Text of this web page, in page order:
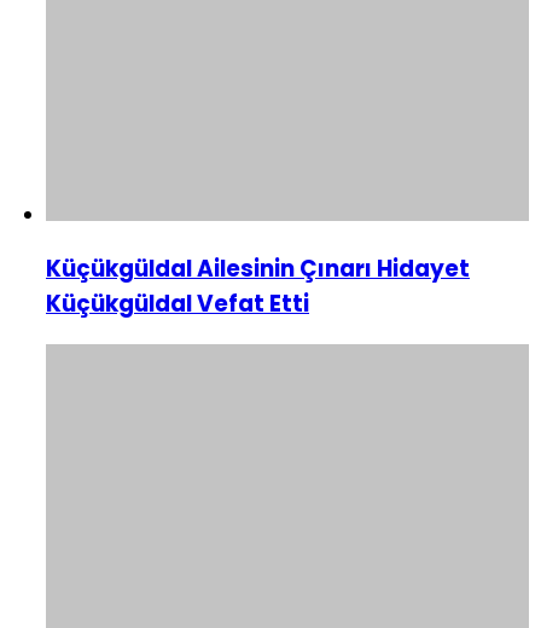
Küçükgüldal Ailesinin Çınarı Hidayet
Küçükgüldal Vefat Etti